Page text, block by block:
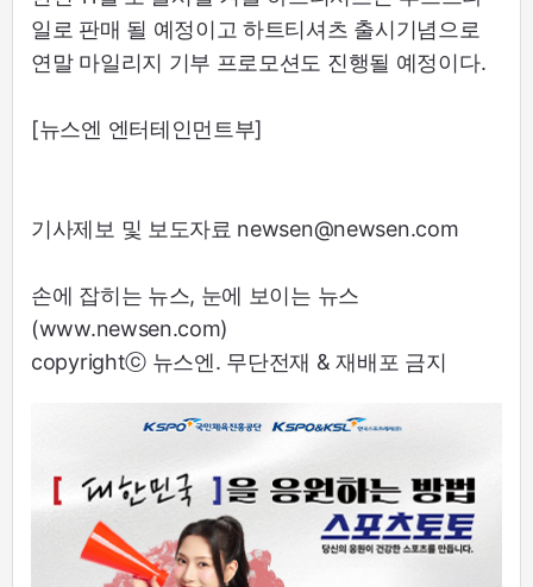
일로 판매 될 예정이고 하트티셔츠 출시기념으로
연말 마일리지 기부 프로모션도 진행될 예정이다.
[뉴스엔 엔터테인먼트부]
기사제보 및 보도자료 newsen@newsen.com
손에 잡히는 뉴스, 눈에 보이는 뉴스
(www.newsen.com)
copyrightⓒ 뉴스엔. 무단전재 & 재배포 금지